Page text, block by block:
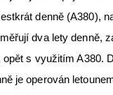
denně (A380),
dva lety denně,
s využitím A380.
je operován